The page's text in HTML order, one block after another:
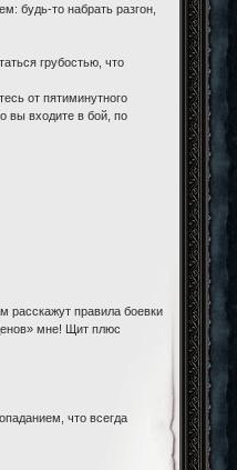
будь-то набрать разгон,
грубостью, что
от пятиминутного
вы входите в бой, по
расскажут правила боевки
мне! Щит плюс
что всегда